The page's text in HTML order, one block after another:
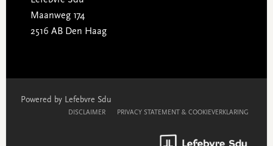
Maanweg 174
2516 AB Den Haag
Powered by Lefebvre Sdu
DISCLAIMER PRIVACY STATEMENT & COOKIEVERKLARING